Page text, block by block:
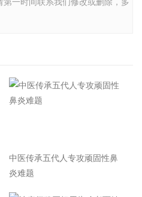
中医传承五代人专攻顽固性鼻
炎难题